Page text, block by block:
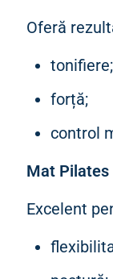
Oferă
tonifiere;
forță;
control
Mat Pilates
Excelent